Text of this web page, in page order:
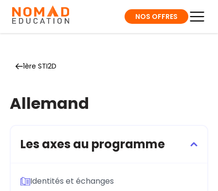
NOS OFFRES
1ère STI2D
Allemand
Les axes au programme
Identités et échanges